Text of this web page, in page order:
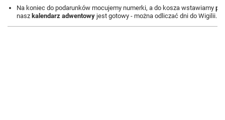
Na koniec do podarunków mocujemy numerki, a do kosza wstawiamy
nasz kalendarz adwentowy jest gotowy - można odliczać dni do Wigilii.